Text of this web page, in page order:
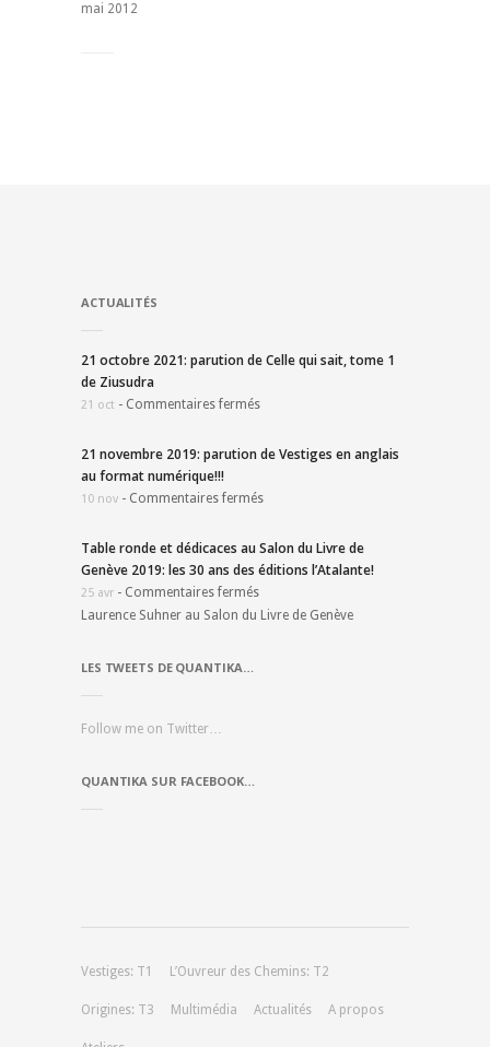
mai 2012
ACTUALITÉS
21 octobre 2021: parution de Celle qui sait, tome 1
de Ziusudra
21 oct - Commentaires fermés
21 novembre 2019: parution de Vestiges en anglais
au format numérique!!!
10 nov - Commentaires fermés
Table ronde et dédicaces au Salon du Livre de
Genève 2019: les 30 ans des éditions l’Atalante!
25 avr - Commentaires fermés
Laurence Suhner au Salon du Livre de Genève
LES TWEETS DE QUANTIKA…
Follow me on Twitter…
QUANTIKA SUR FACEBOOK…
Vestiges: T1 L’Ouvreur des Chemins: T2
Origines: T3 Multimédia Actualités A propos